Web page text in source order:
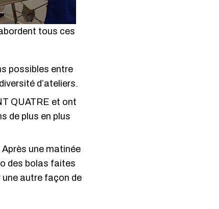
tous ces
possibles entre
d’ateliers.
QUATRE et ont
de plus en plus
une matinée
des bolas faites
une autre façon de